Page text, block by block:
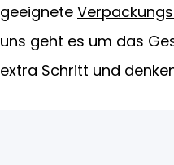
geeignete
uns geht es um das
extra Schritt und